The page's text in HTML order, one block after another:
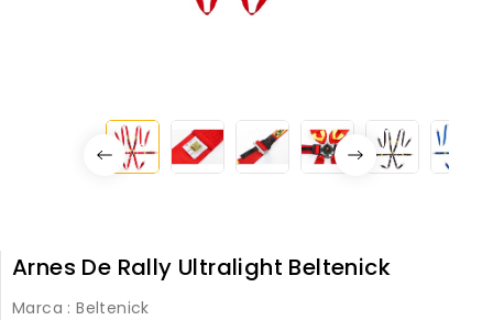
Arnes De Rally Ultralight Beltenick
Marca : Beltenick